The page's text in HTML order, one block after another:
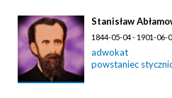
Stanisław
1844-05-04 - 1901-06-
adwokat
powstaniec